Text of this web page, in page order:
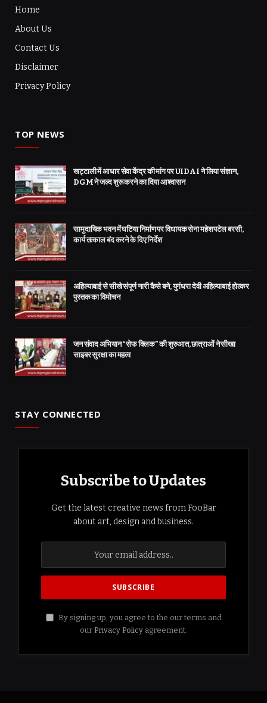
Home
About Us
Contact Us
Disclaimer
Privacy Policy
TOP NEWS
खट्टाली में आधार सेवा केंद्र की मांग पर UIDAI ने लिया संज्ञान,
DGM ने जल्द शुरू करने का दिया आश्वासन
सामुदायिक भवन में घटिया निर्माण पर विधायक सेना महेश पटेल बरसी,
कार्य तत्काल बंद करने के दिए निर्देश
अहिल्याबाई से सीखे संपूर्ण नारी कैसे बने, युगंधरा देवी अहिल्याबाई होल्कर
पुस्तक का विमोचन
जन संवाद अभियान “सेफ क्लिक” की शुरुआत, छात्राओं ने सीखा
साइबर सुरक्षा का महत्व
STAY CONNECTED
Subscribe to Updates
Get the latest creative news from FooBar
about art, design and business.
By signing up, you agree to the our terms and
our Privacy Policy agreement.